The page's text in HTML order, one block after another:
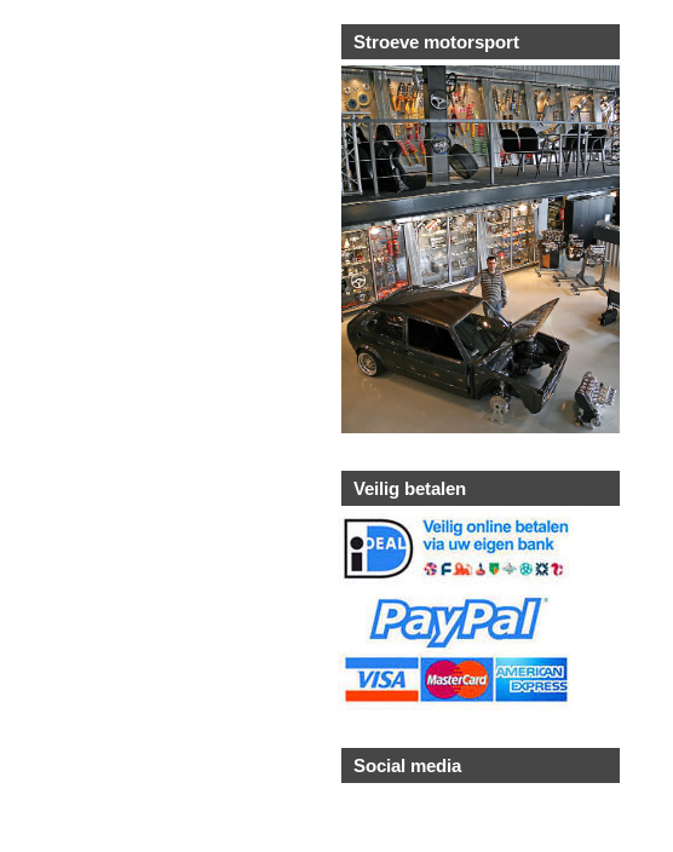
Stroeve motorsport
Veilig betalen
Social media